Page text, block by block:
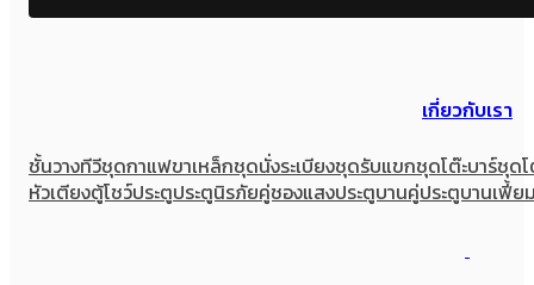
เกี่ยวกับเรา
ชั้นวางทีวีชุดกาแฟขาเหล็กชุดนั่งระเบียงชุดรับแขกชุดโต๊ะบาร์ชุดโ
หัวเตียงตู้โชว์ประตูประตูนิรภัยคู่ชองแสงประตูบานคู่ประตูบานเฟี้ย